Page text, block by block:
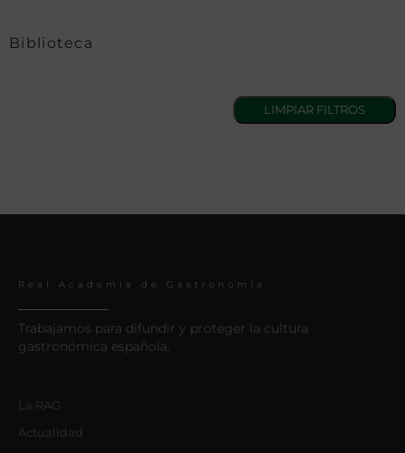
Biblioteca
Real Academia de Gastronomía
Trabajamos para difundir y proteger la cultura
gastronómica española.
La RAG
Actualidad